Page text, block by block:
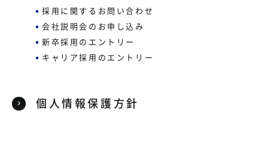
採用に関するお問い合わせ
会社説明会のお申し込み
新卒採用のエントリー
キャリア採用のエントリー
個人情報保護方針